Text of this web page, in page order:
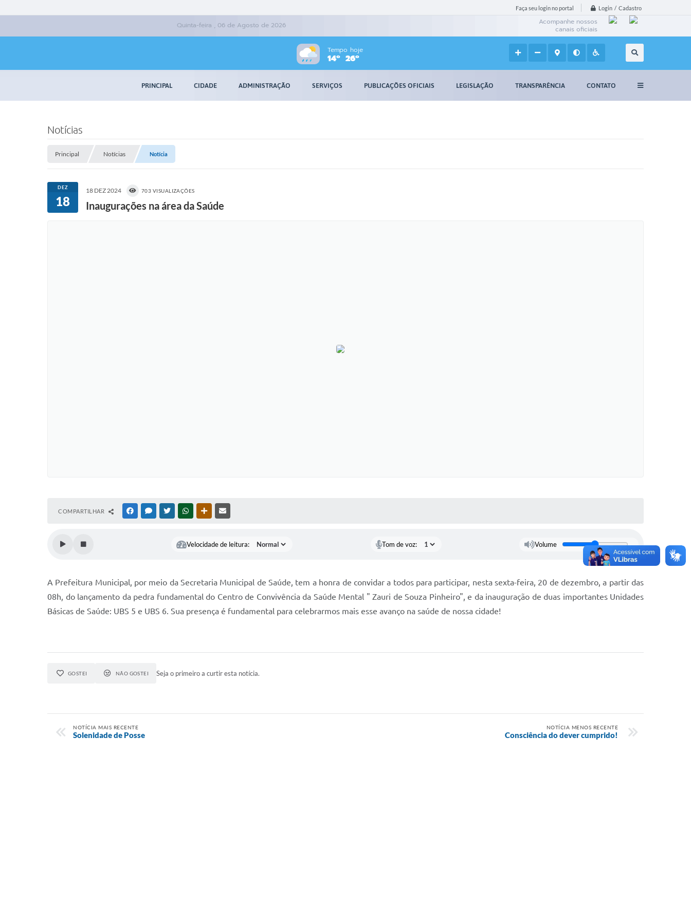
Faça seu login no portal Login / Cadastro
Quinta-feira , 06 de Agosto de 2026
Acompanhe nossos
canais oficiais
Tempo hoje
14º 26º
PRINCIPAL CIDADE ADMINISTRAÇÃO SERVIÇOS PUBLICAÇÕES OFICIAIS LEGISLAÇÃO TRANSPARÊNCIA CONTATO
Notícias
Principal Notícias Notícia
DEZ
18
18 DEZ 2024 703 VISUALIZAÇÕES
Inaugurações na área da Saúde
COMPARTILHAR FACEBOOKMESSENGER
TWITTERWHATSAPPOUTRAS MÍDIAS
Velocidade de leitura: Tom de voz: Volume
A Prefeitura Municipal, por meio da Secretaria Municipal de Saúde, tem a honra de convidar a todos para participar, nesta sexta-feira, 20 de dezembro, a partir das
08h, do lançamento da pedra fundamental do Centro de Convivência da Saúde Mental " Zauri de Souza Pinheiro", e da inauguração de duas importantes Unidades
Básicas de Saúde: UBS 5 e UBS 6. Sua presença é fundamental para celebrarmos mais esse avanço na saúde de nossa cidade!
GOSTEI NÃO GOSTEI Seja o primeiro a curtir esta notícia.
NOTÍCIA MAIS RECENTE
Solenidade de Posse
NOTÍCIA MENOS RECENTE
Consciência do dever cumprido!